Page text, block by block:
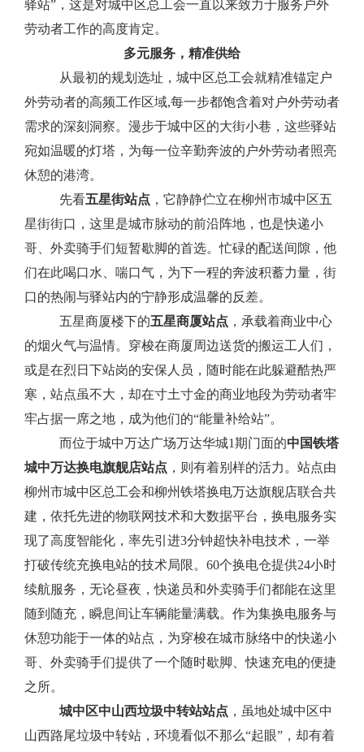
驿站”，这是对城中区总工会一直以来致力于服务户外
劳动者工作的高度肯定。
多元服务，精准供给
从最初的规划选址，城中区总工会就精准锚定户
外劳动者的高频工作区域,每一步都饱含着对户外劳动者
需求的深刻洞察。漫步于城中区的大街小巷，这些驿站
宛如温暖的灯塔，为每一位辛勤奔波的户外劳动者照亮
休憩的港湾。
先看五星街站点 ，它静静伫立在柳州市城中区五
星街街口，这里是城市脉动的前沿阵地， 也是快递小
哥、外卖骑手们短暂歇脚的首选。忙碌的配送间隙，他
们在此喝口水、喘口气，为下一程的奔波积蓄力量，街
口的热闹与驿站内的宁静形成温馨的反差。
五星商厦楼下的五星商厦站点 ，承载着商业中心
的烟火气与温情。穿梭在商厦周边送货的搬运工人们，
或是在烈日下站岗的安保人员，随时能在此躲避酷热严
寒，站点虽不大，却在寸土寸金的商业地段为劳动者牢
牢占据一席之地，成为他们的“能量补给站”。
而位于城中万达广场万达华城1期门面的中国铁塔
城中万达换电旗舰店站点 ，则有着别样的活力。 站点由
柳州市城中区总工会和柳州铁塔换电万达旗舰店联合共
建，依托先进的物联网技术和大数据平台，换电服务实
现了高度智能化，率先引进3分钟超快补电技术，一举
打破传统充换电站的技术局限。60个换电仓提供24小时
续航服务，无论昼夜，快递员和外卖骑手们都能在这里
随到随充，瞬息间让车辆能量满载。作为集换电服务与
休憩功能于一体的站点， 为穿梭在城市脉络中的快递小
哥、外卖骑手们提供了一个随时歇脚、快速充电的便捷
之所。
城中区中山西垃圾中转站站点 ，虽地处城中区中
山西路尾垃圾中转站，环境看似不那么“起眼”，却有着